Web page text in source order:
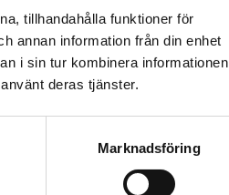
tillhandahålla funktioner för
annan information från din enhet
i sin tur kombinera informationen
deras tjänster.
Marknadsföring